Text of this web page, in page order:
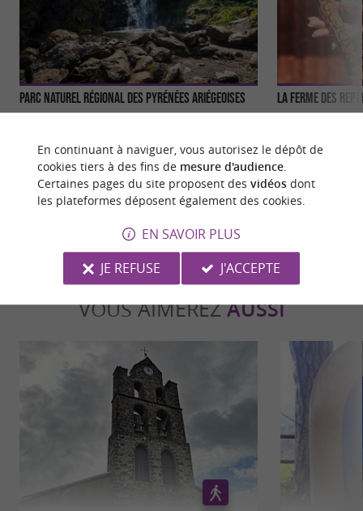
Parc naturel régional des Pyrénées Ariégeoises
montagnes de ...
2,6 km - Montels
La Ferme des
ariégeoises, ...
3,7 km -
VOUS AIMEREZAUSSI
En continuant à naviguer, vous autorisez le dépôt de
cookies tiers à des fins de mesure d'audience.
Certaines pages du site proposent des vidéosdont
les plateformes déposent également des cookies.
EN SAVOIR PLUS
JE REFUSE
J'ACCEPTE